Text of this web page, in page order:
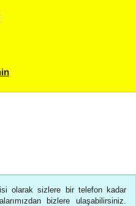
olarak sizlere bir telefon kadar
bizlere ulaşabilirsiniz.